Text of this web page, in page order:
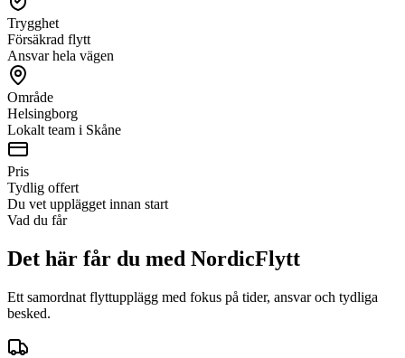
Trygghet
Försäkrad flytt
Ansvar hela vägen
Område
Helsingborg
Lokalt team i Skåne
Pris
Tydlig offert
Du vet upplägget innan start
Vad du får
Det här får du med NordicFlytt
Ett samordnat flyttupplägg med fokus på tider, ansvar och tydliga
besked.